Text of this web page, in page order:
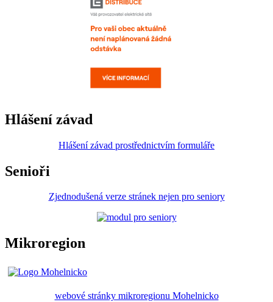
Hlášení závad
Hlášení závad prostřednictvím formuláře
Senioři
Zjednodušená verze stránek nejen pro seniory
Mikroregion
webové stránky mikroregionu Mohelnicko